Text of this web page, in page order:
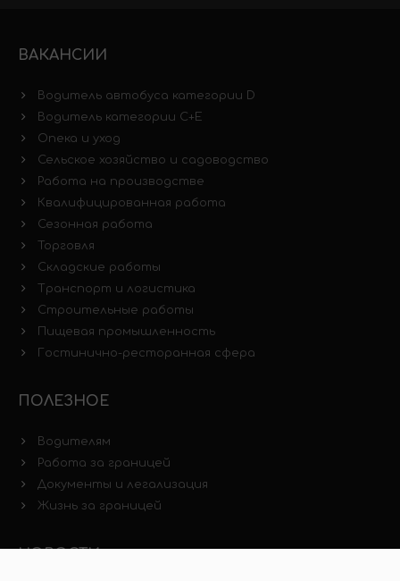
ВАКАНСИИ
Водитель автобуса категории D
Водитель категории C+E
Опека и уход
Сельское хозяйство и садоводство
Работа на производстве
Квалифицированная работа
Сезонная работа
Торговля
Складские работы
Транспорт и логистика
Строительные работы
Пищевая промышленность
Гостинично-ресторанная сфера
ПОЛЕЗНОЕ
Водителям
Работа за границей
Документы и легализация
Жизнь за границей
НОВОСТИ